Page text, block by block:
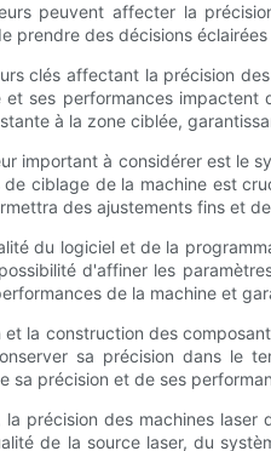
peuvent affecter la
prendre des décisions
clés affectant la précision
et ses performances impactent
à la zone ciblée,
important à considérer est le
ciblage de la machine est
des ajustements fins et
du logiciel et de la
d'affiner les
de la machine et
la construction des
sa précision dans le
sa précision et de ses
la précision des machines
de la source laser, du